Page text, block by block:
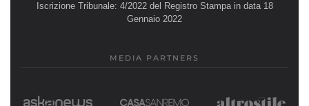
Iscrizione Tribunale: 4/2022 del Registro Stampa in data 18
Gennaio 2022
MEDIA PARTNERS